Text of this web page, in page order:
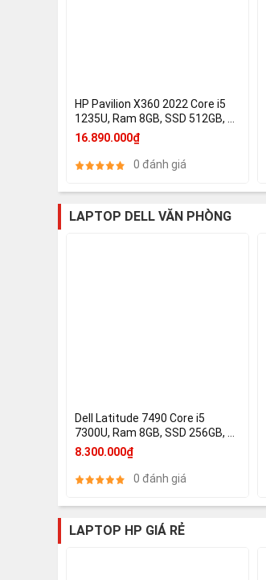
HP Pavilion X360 2022 Core i5
1235U, Ram 8GB, SSD 512GB, 14
Inch FHD Cảm ứng xoay gập 360,
Iris Xe Graphics
16.890.000₫
0 đánh giá
LAPTOP DELL VĂN PHÒNG
Dell Latitude 7490 Core i5
7300U, Ram 8GB, SSD 256GB, 14
Inch FHD, VGA On
8.300.000₫
0 đánh giá
LAPTOP HP GIÁ RẺ